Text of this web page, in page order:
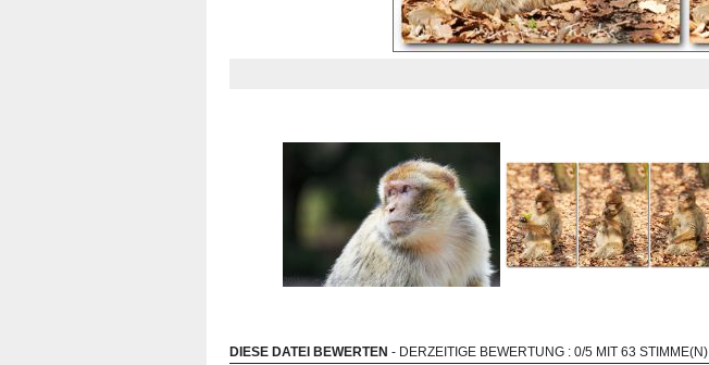
DIESE DATEI BEWERTEN - DERZEITIGE BEWERTUNG : 0/5 MIT 63 STIMME(N)